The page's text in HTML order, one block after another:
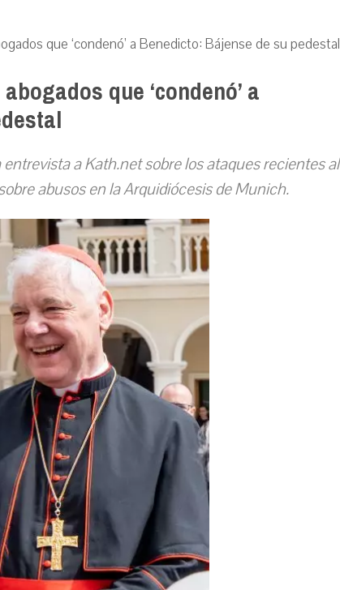
que ‘condenó’ a Benedicto: Bájense de su pedestal
que ‘condenó’ a
a Kath.net sobre los ataques recientes al
abusos en la Arquidiócesis de Munich.